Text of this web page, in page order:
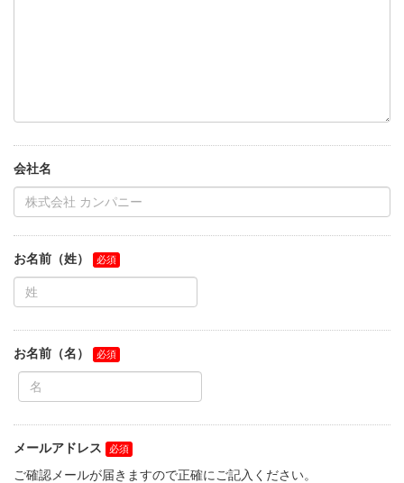
会社名
お名前（姓）
お名前（名）
メールアドレス
ご確認メールが届きますので正確にご記入ください。